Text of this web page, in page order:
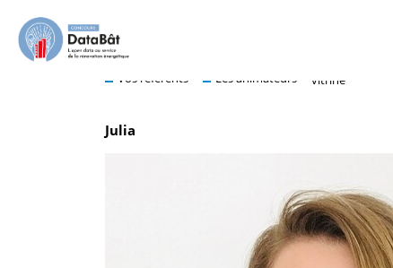
Julia Dumont
Vos référents Les animateurs vitrine
Julia